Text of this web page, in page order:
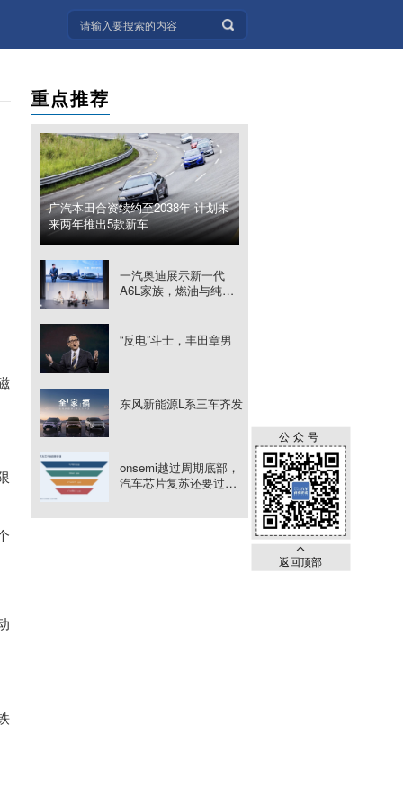
公众号
返回顶部
重点推荐
广汽本田合资续约至2038年 计划未
来两年推出5款新车
一汽奥迪展示新一代
A6L家族，燃油与纯电
“反电”斗士，丰田章男
东风新能源L系三车齐发
onsemi越过周期底部，
汽车芯片复苏还要过三